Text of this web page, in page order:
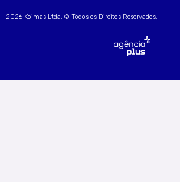
2026 Koimas Ltda. © Todos os Direitos Reservados.